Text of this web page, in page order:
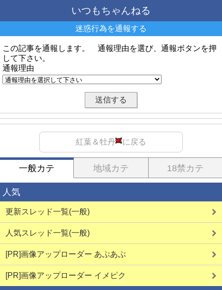
いつもちゃんねる
迷惑行為を通報する
この記事を通報します。 通報理由を選び、通報ボタンを押
して下さい。
通報理由
紅葉＆牡丹 に戻る
一般カテ 地域カテ 18禁カテ
人気
更新スレッド一覧(一般)
人気スレッド一覧(一般)
[PR]画像アップローダー あぷあぷ
[PR]画像アップローダー イメピク